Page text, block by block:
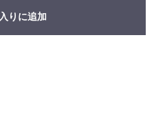
りに追加